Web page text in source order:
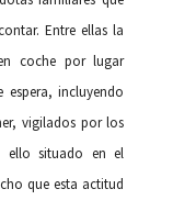
Entre ellas la
coche por lugar
incluyendo
vigilados por los
ello situado en el
que esta actitud